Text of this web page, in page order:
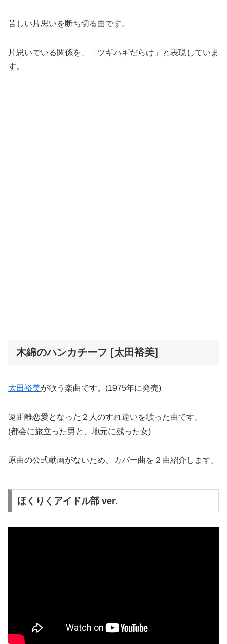
苦しい片思いを断ち切る曲です。
片思いでいる関係を、「ツギハギだらけ」と表現していま
す。
木綿のハンカチーフ [太田裕美]
太田裕美が歌う楽曲です。(1975年に発売)
遠距離恋愛となった２人のすれ違いを歌った曲です。
(都会に旅立った男と、地元に残った女)
原曲の公式動画がないため、カバー曲を２曲紹介します。
ほくりくアイドル部 ver.